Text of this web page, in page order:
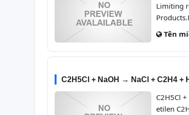
Limiting
Tên
C2H5Cl + NaOH → NaCl + C2H4 +
C2H5Cl
etilen